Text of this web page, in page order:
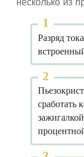
несколько из
Разряд
сработать